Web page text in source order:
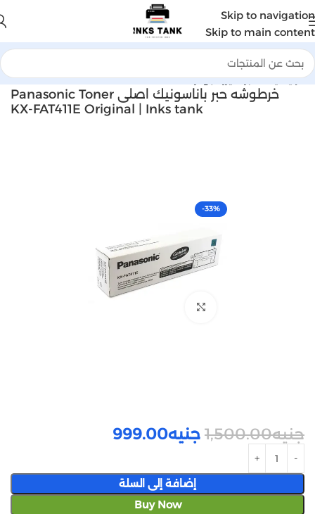
Skip to navigation
Skip to main content
الرئيسية الحبر الليزر البودر
خرطوشه حبر باناسونيك اصلى Panasonic Toner
KX-FAT411E Original | Inks tank
-33%
جنيه1,500.00 جنيه999.00
إضافة إلى السلة
Buy Now